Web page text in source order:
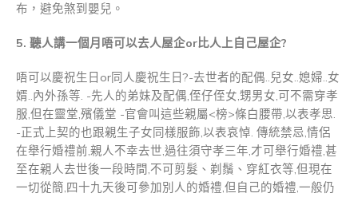
布，避免煞到嬰兒。
5. 聽人講一個月唔可以去人屋企or比人上自己屋企?
唔可以慶祝生日or同人慶祝生日?-去世者的配偶..兒女..媳婦..女
婿..內外孫等. -先人的弟妹及配偶,侄仔侄女,甥男女,可不需穿孝
服,但在靈堂,殯儀堂 -官會叫這些親屬<榜>條白腰帶,以表孝思.
-正式上契的也跟親生子女同樣服飾,以表哀悼. 傳統禁忌,情侶
在舉行婚禮前,親人不幸去世,過往須守孝三年,才可舉行婚禮,甚
至在親人去世後一段時間,不可剪髮、剃鬚、穿紅衣等,但現在
一切從簡,四十九天後可參加別人的婚禮,但自己的婚禮,一般仍